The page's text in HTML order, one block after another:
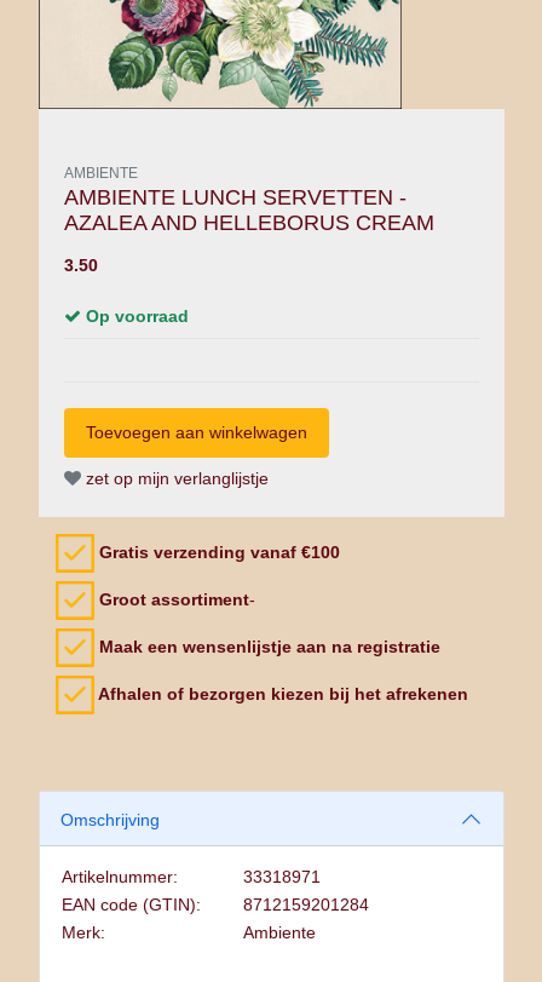
AMBIENTE
AMBIENTE LUNCH SERVETTEN -
AZALEA AND HELLEBORUS CREAM
3.50
Op voorraad
zet op mijn verlanglijstje
Gratis verzending vanaf €100
Groot assortiment-
Maak een wensenlijstje aan na registratie
Afhalen of bezorgen kiezen bij het afrekenen
Omschrijving
Artikelnummer:
33318971
EAN code (GTIN):
8712159201284
Merk:
Ambiente